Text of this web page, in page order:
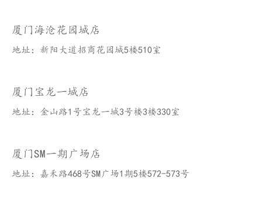
厦门海沧花园城店
地址：新阳大道招商花园城5楼510室
厦门宝龙一城店
地址：金山路1号宝龙一城3号楼3楼330室
厦门SM一期广场店
地址：嘉禾路468号SM广场1期5楼572-573号